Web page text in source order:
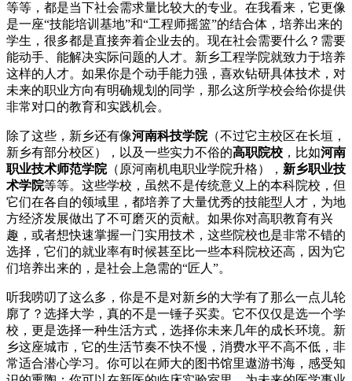
等等，都是当下社会需求量比较大的专业。在我看来，它更像
是一座“技能培训基地”和“工程师摇篮”的结合体，培养出来的
学生，很多都是直接奔着企业去的。现在社会需要什么？需要
能动手、能解决实际问题的人才。新乡工程学院就致力于培养
这样的人才。如果你是个动手能力强，喜欢钻研具体技术，对
未来的职业方向有明确规划的同学，那么这所学校会给你提供
非常对口的教育和实践机会。
除了这些，新乡还有像河南科技学院（不过它主校区在长垣，
新乡有部分校区），以及一些实力不俗的高职院校 ，比如河南
职业技术师范学院（原河南机电职业学院升格）， 新乡职业技
术学院等等。这些学校，虽然不是传统意义上的本科院校，但
它们在各自的领域里，都培养了大量优秀的技能型人才，为地
方经济发展做出了不可磨灭的贡献。如果你对高职教育有兴
趣，或者想快速掌握一门实用技术，这些院校也是非常不错的
选择，它们的就业率有时候甚至比一些本科院校还高，因为它
们培养出来的，是社会上急需的“匠人”。
听我唠叨了这么多，你是不是对新乡的大学有了那么一点儿轮
廓了？选择大学，真的不是一锤子买卖。它不仅仅是选一个学
校，更是选择一种生活方式，选择你未来几年的成长环境。新
乡这座城市，它的生活节奏不快不慢，消费水平不高不低，非
常适合潜心学习。你可以在师大的图书馆里遨游书海，感受知